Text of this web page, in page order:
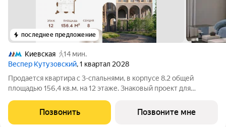
последнее предложение
Киевская
14 мин.
Веспер Кутузовский, 1 квартал 2028
Продается квартира с 3-спальнями, в корпусе 8.2 общей
площадью 156,4 кв.м. на 12 этаже. Знаковый проект для
площадью 3,7 га расположен на Кутузовском проспекте и
воплощает новую концепцию
Позвонить Позвоните мне